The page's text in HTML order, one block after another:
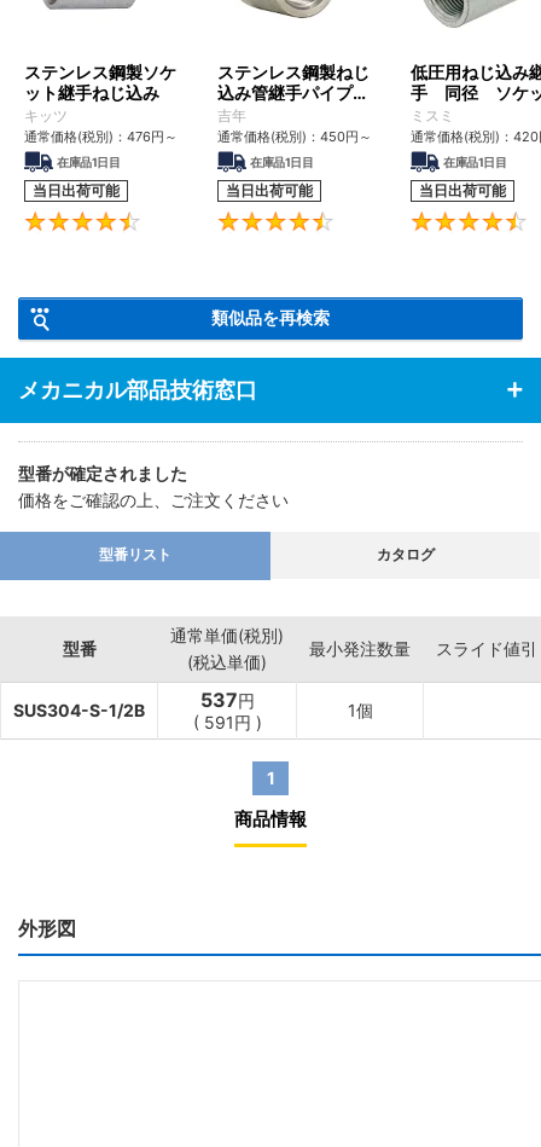
ステンレス鋼製ソケ
ット継手ねじ込み
キッツ
通常価格(税別)： 476円 ～
在庫品1日目
当日出荷可能
4.6
ステンレス鋼製ねじ
込み管継手パイプソ
ケットストレートね
じ
吉年
通常価格(税別)： 450円 ～
在庫品1日目
当日出荷可能
4.7
低圧用ねじ込み
手 同径 ソケ
（ＰＳねじ）
ミスミ
通常価格(税別)： 420
在庫品1日目
当日出荷可能
類似品を再検索
メカニカル部品技術窓口
型番が確定されました
価格をご確認の上、ご注文ください
型番リスト カタログ
型番
通常単価(税別)
(税込単価)
最小発注数量 スライド値引
SUS304-S-1/2B 537円
( 591円 )
1個
1
商品情報
外形図